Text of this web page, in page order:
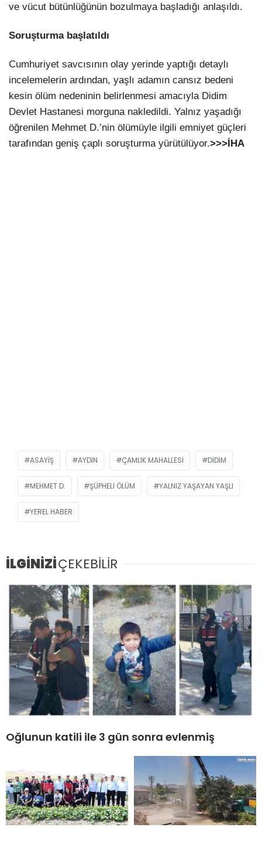
ve vücut bütünlüğünün bozulmaya başladığı anlaşıldı.
Soruşturma başlatıldı
Cumhuriyet savcısının olay yerinde yaptığı detaylı
incelemelerin ardından, yaşlı adamın cansız bedeni
kesin ölüm nedeninin belirlenmesi amacıyla Didim
Devlet Hastanesi morguna nakledildi. Yalnız yaşadığı
öğrenilen Mehmet D.’nin ölümüyle ilgili emniyet güçleri
tarafından geniş çaplı soruşturma yürütülüyor.>>>İHA
ASAYIŞ AYDIN ÇAMLIK MAHALLESI DIDIM
MEHMET D. ŞÜPHELI ÖLÜM YALNIZ YAŞAYAN YAŞLI
YEREL HABER
İLGİNİZİÇEKEBİLİR
Oğlunun katili ile 3 gün sonra evlenmiş